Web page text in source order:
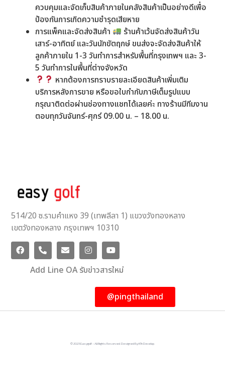
ควบคุมและจัดเก็บสินค้าภายในคลังสินค้าเป็นอย่างดีเพื่อ
ป้องกันการเกิดความชำรุดเสียหาย
การแพ็คและจัดส่งสินค้า
ร้านค้าเว้นจัดส่งสินค้าวัน
เสาร์-อาทิตย์ และวันนักขัตฤกษ์ ขนส่งจะจัดส่งสินค้าให้
ลูกค้าภายใน 1-3 วันทำการสำหรับพื้นที่กรุงเทพฯ และ 3-
5 วันทำการในพื้นที่ต่างจังหวัด
หากต้องการทราบรายละเอียดสินค้าเพิ่มเติม
บริการหลังการขาย หรือขอใบกำกับภาษีเต็มรูปแบบ
กรุณาติดต่อผ่านช่องทางแชทได้เลยค่ะ ทางร้านมีทีมงาน
ตอบทุกวันจันทร์-ศุกร์ 09.00 น. – 18.00 น.
514/20 ซ.รามคำแหง 39 (เทพลีลา 1) แขวงวังทองหลาง
เขตวังทองหลาง กรุงเทพฯ 10310
Add Line OA รับข่าวสารใหม่
@pingthailand
© 2023 Easygolf - All Rights Reserved. Designed By KTn Develop.​